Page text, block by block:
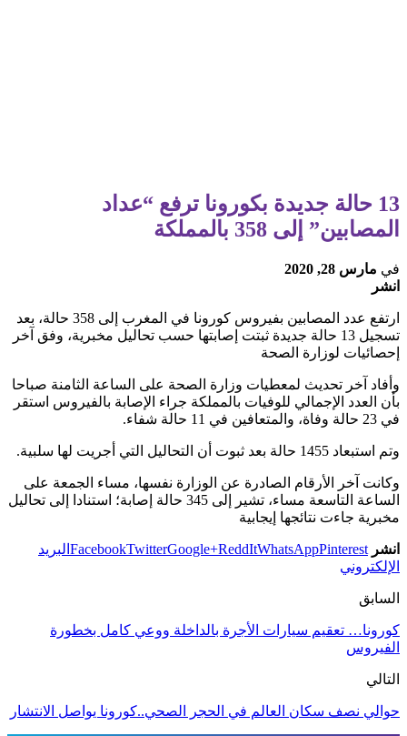
13 حالة جديدة بكورونا ترفع “عداد
المصابين” إلى 358 بالمملكة
في مارس 28, 2020
انشر
ارتفع عدد المصابين بفيروس كورونا في المغرب إلى 358 حالة، بعد
تسجيل 13 حالة جديدة ثبتت إصابتها حسب تحاليل مخبرية، وفق آخر
إحصائيات لوزارة الصحة
وأفاد آخر تحديث لمعطيات وزارة الصحة على الساعة الثامنة صباحا
بأن العدد الإجمالي للوفيات بالمملكة جراء الإصابة بالفيروس استقر
في 23 حالة وفاة، والمتعافين في 11 حالة شفاء.
وتم استبعاد 1455 حالة بعد ثبوت أن التحاليل التي أجريت لها سلبية.
وكانت آخر الأرقام الصادرة عن الوزارة نفسها، مساء الجمعة على
الساعة التاسعة مساء، تشير إلى 345 حالة إصابة؛ استنادا إلى تحاليل
مخبرية جاءت نتائجها إيجابية
انشر FacebookTwitterGoogle+ReddItWhatsAppPinterest
البريد
الإلكتروني
السابق
كورونا… تعقيم سيارات الأجرة بالداخلة ووعي كامل بخطورة
الفيروس
التالي
حوالي نصف سكان العالم في الحجر الصحي..كورونا يواصل الانتشار